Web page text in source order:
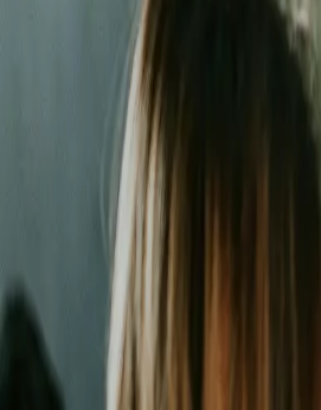
we Wrocławiu
Nie pozwalaj konkurencji zajmować
Średni ROAS kampanii
Redukcja kosztu konwersji
Zarządzanych kampanii
Czas reakcji (Pakiet Pro)
Bezpłatna wycena w 24h
Zostaw kontakt - oddzwonimy z